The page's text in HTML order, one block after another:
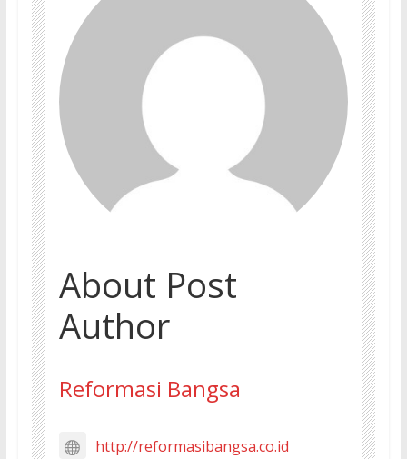
About Post
Author
Reformasi Bangsa
http://reformasibangsa.co.id